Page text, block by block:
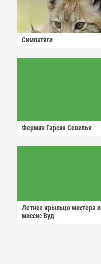
Симпатяги
Фермин Гарсия Севилья
Летнее крыльцо мистера и
миссис Вуд